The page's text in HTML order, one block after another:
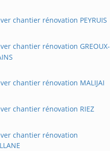
chantier rénovation PEYRUIS
chantier rénovation GREOUX-
chantier rénovation MALIJAI
chantier rénovation RIEZ
chantier rénovation